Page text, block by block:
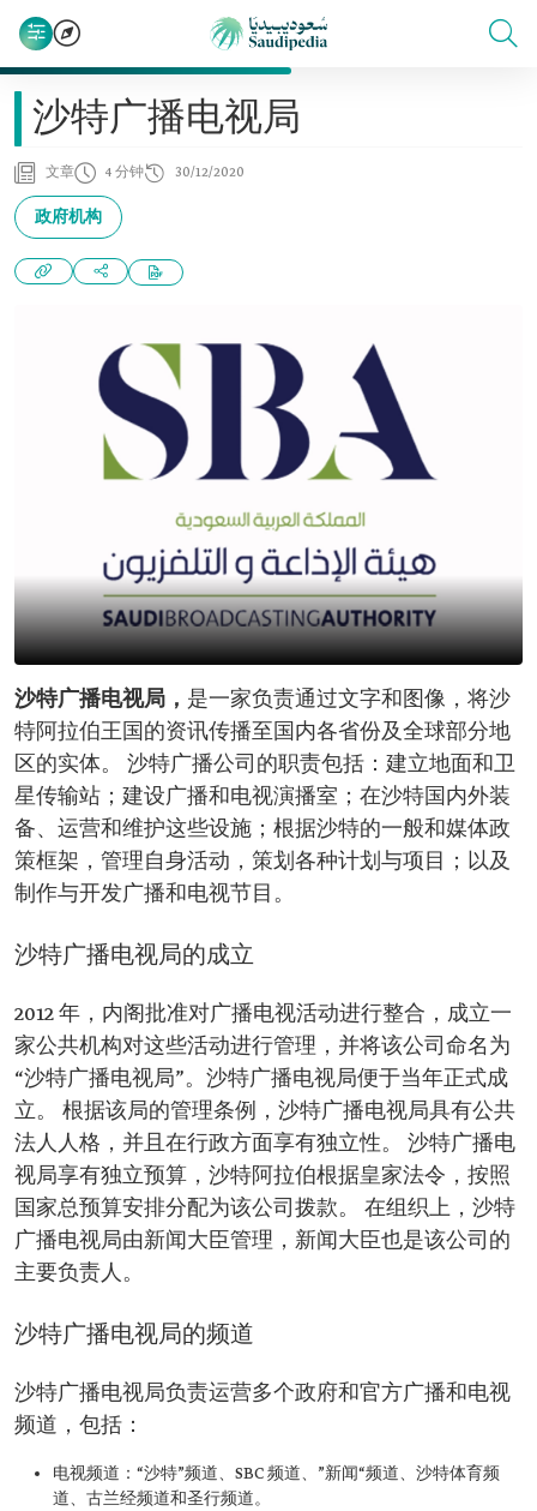
沙特广播电视局
文章 4 分钟 30/12/2020
政府机构
沙特广播电视局， 是一家负责通过文字和图像，将沙
特阿拉伯王国的资讯传播至国内各省份及全球部分地
区的实体。 沙特广播公司的职责包括：建立地面和卫
星传输站；建设广播和电视演播室；在沙特国内外装
备、运营和维护这些设施；根据沙特的一般和媒体政
策框架，管理自身活动，策划各种计划与项目；以及
制作与开发广播和电视节目。
沙特广播电视局的成立
2012 年，内阁批准对广播电视活动进行整合，成立一
家公共机构对这些活动进行管理，并将该公司命名为
“沙特广播电视局”。沙特广播电视局便于当年正式成
立。 根据该局的管理条例，沙特广播电视局具有公共
法人人格，并且在行政方面享有独立性。 沙特广播电
视局享有独立预算，沙特阿拉伯根据皇家法令，按照
国家总预算安排分配为该公司拨款。 在组织上，沙特
广播电视局由新闻大臣管理，新闻大臣也是该公司的
主要负责人。
沙特广播电视局的频道
沙特广播电视局负责运营多个政府和官方广播和电视
频道，包括：
电视频道：“沙特”频道、SBC 频道、”新闻“频道、沙特体育频
道、古兰经频道和圣行频道。